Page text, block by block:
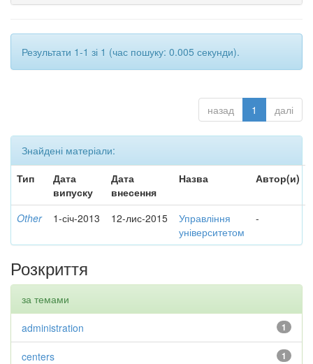
Результати 1-1 зі 1 (час пошуку: 0.005 секунди).
назад 1 далі
Знайдені матеріали:
Тип
Дата
випуску
Дата
внесення
Назва Автор(и)
Other 1-січ-2013 12-лис-2015
Управління
університетом
-
Розкриття
за темами
1
administration
1
centers